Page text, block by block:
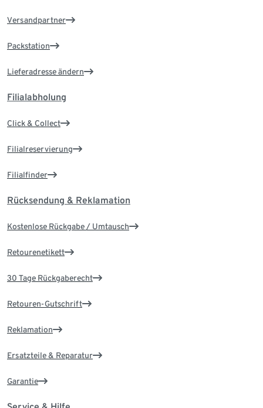
Versandpartner
Packstation
Lieferadresse ändern
Filialabholung
Click & Collect
Filialreservierung
Filialfinder
Rücksendung & Reklamation
Kostenlose Rückgabe / Umtausch
Retourenetikett
30 Tage Rückgaberecht
Retouren-Gutschrift
Reklamation
Ersatzteile & Reparatur
Garantie